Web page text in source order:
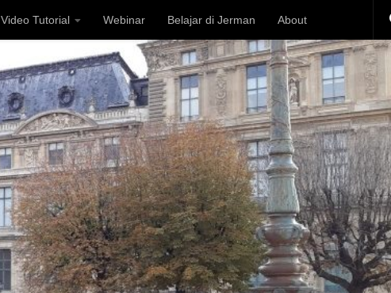
Video Tutorial Webinar Belajar di Jerman About